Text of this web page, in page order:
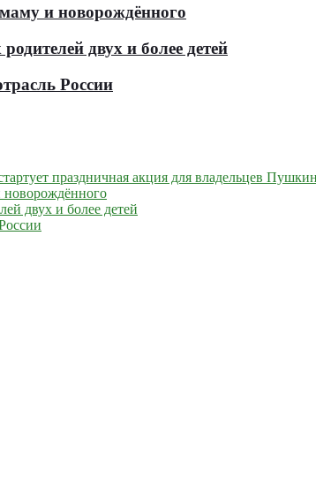
и новорождённого
двух и более детей
России
праздничная акция для владельцев
двух и более детей